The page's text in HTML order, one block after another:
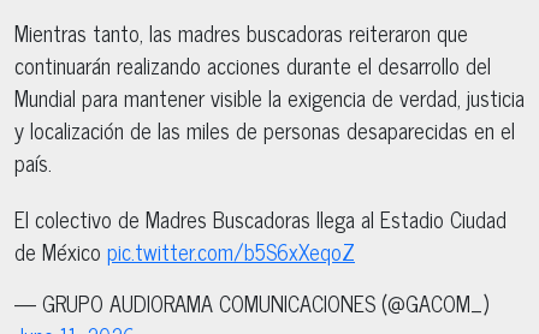
Mientras tanto, las madres buscadoras reiteraron que
continuarán realizando acciones durante el desarrollo del
Mundial para mantener visible la exigencia de verdad, justicia
y localización de las miles de personas desaparecidas en el
país.
El colectivo de Madres Buscadoras llega al Estadio Ciudad
de México pic.twitter.com/b5S6xXeqoZ
— GRUPO AUDIORAMA COMUNICACIONES (@GACOM_)